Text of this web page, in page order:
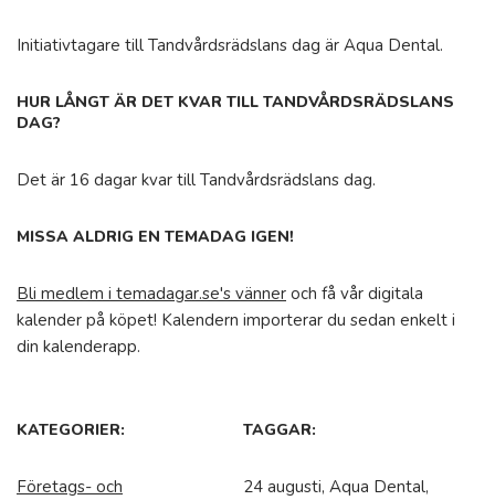
Initiativtagare till Tandvårdsrädslans dag är Aqua Dental.
HUR LÅNGT ÄR DET KVAR TILL TANDVÅRDSRÄDSLANS
DAG?
Det är 16 dagar kvar till Tandvårdsrädslans dag.
MISSA ALDRIG EN TEMADAG IGEN!
Bli medlem i temadagar.se's vänner och få vår digitala
kalender på köpet! Kalendern importerar du sedan enkelt i
din kalenderapp.
KATEGORIER:
Företags- och
TAGGAR:
24 augusti, Aqua Dental,